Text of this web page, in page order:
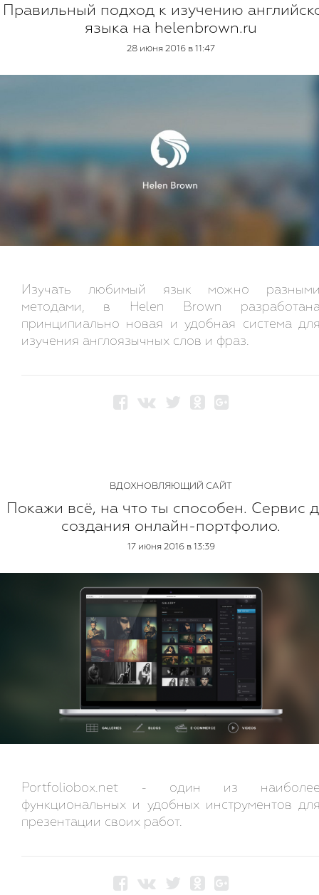
Правильный подход к изучению
языка на helenbrown.ru
28 июня 2016 в 11:47
Изучать любимый язык можно
методами, в Helen Brown
принципиально новая и удобная система
изучения англоязычных слов и фраз.
ВДОХНОВЛЯЮЩИЙ САЙТ
Покажи всё, на что ты способен. Сервис
создания онлайн-портфолио.
17 июня 2016 в 13:39
Portfoliobox.net - один из
функциональных и удобных инструментов
презентации своих работ.